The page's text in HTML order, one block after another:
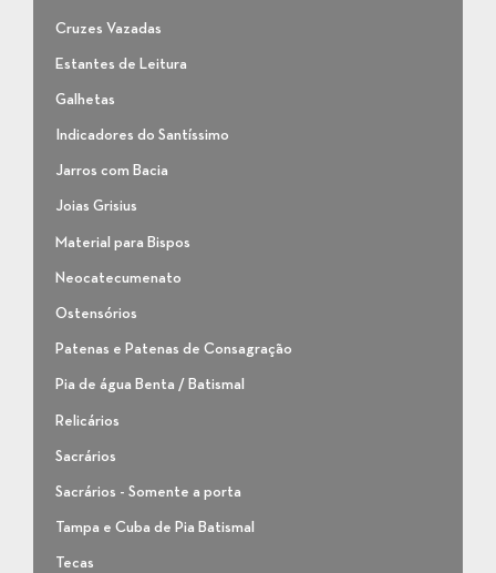
Cruzes Vazadas
Estantes de Leitura
Galhetas
Indicadores do Santíssimo
Jarros com Bacia
Joias Grisius
Material para Bispos
Neocatecumenato
Ostensórios
Patenas e Patenas de Consagração
Pia de água Benta / Batismal
Relicários
Sacrários
Sacrários - Somente a porta
Tampa e Cuba de Pia Batismal
Tecas